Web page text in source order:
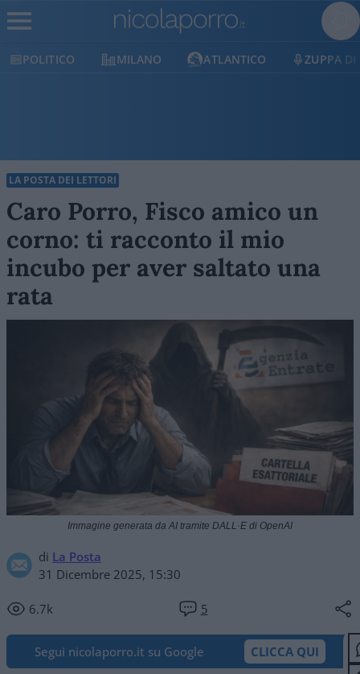
POLITICO MILANO ATLANTICO ZUPPA DI
LA POSTA DEI LETTORI
Caro Porro, Fisco amico un
corno: ti racconto il mio
incubo per aver saltato una
rata
di La Posta
31 Dicembre 2025, 15:30
6.7k 5
Immagine generata da AI tramite DALL·E di OpenAI
Segui nicolaporro.it su Google CLICCA QUI